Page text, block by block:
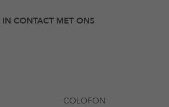
IN CONTACT MET ONS
COLOFON